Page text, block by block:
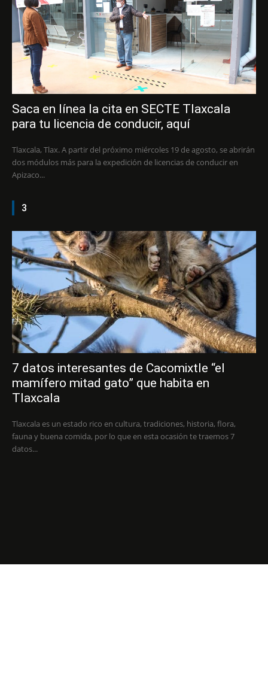
Saca en línea la cita en SECTE Tlaxcala
para tu licencia de conducir, aquí
Tlaxcala, Tlax. A partir del próximo miércoles 19 de agosto, se abrirán
dos módulos más para la expedición de licencias de conducir en
Apizaco...
3
7 datos interesantes de Cacomixtle “el
mamífero mitad gato” que habita en
Tlaxcala
Tlaxcala es un estado rico en cultura, tradiciones, historia, flora,
fauna y buena comida, por lo que en esta ocasión te traemos 7
datos...